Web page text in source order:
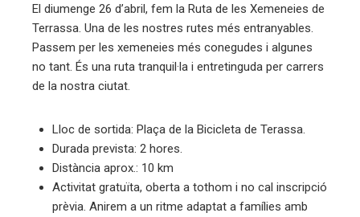
El diumenge 26 d’abril, fem la Ruta de les Xemeneies de
Terrassa. Una de les nostres rutes més entranyables.
Passem per les xemeneies més conegudes i algunes
no tant. És una ruta tranquil·la i entretinguda per carrers
de la nostra ciutat.
Lloc de sortida: Plaça de la Bicicleta de Terassa.
Durada prevista: 2 hores.
Distància aprox.: 10 km
Activitat gratuïta, oberta a tothom i no cal inscripció
prèvia. Anirem a un ritme adaptat a famílies amb